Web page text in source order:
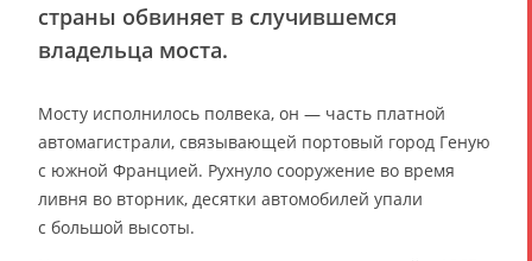
страны обвиняет в случившемся
владельца моста.
Мосту исполнилось полвека, он — часть платной
автомагистрали, связывающей портовый город Геную
с южной Францией. Рухнуло сооружение во время
ливня во вторник, десятки автомобилей упали
с большой высоты.